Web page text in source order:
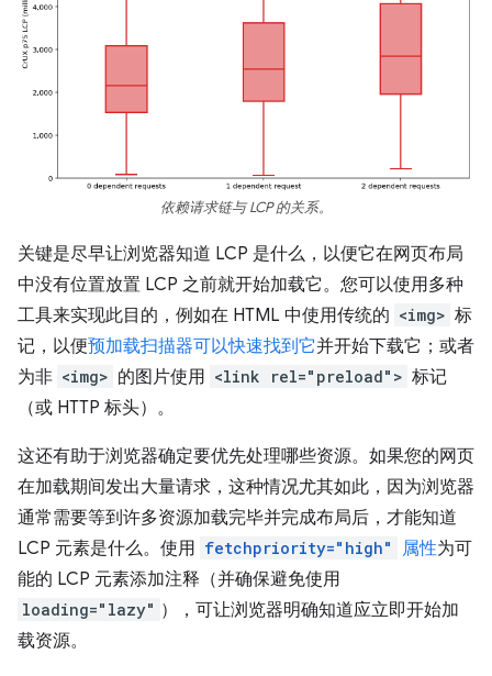
依赖请求链与 LCP 的关系。
关键是尽早让浏览器知道 LCP 是什么，以便它在网页布局
中没有位置放置 LCP 之前就开始加载它。您可以使用多种
工具来实现此目的，例如在 HTML 中使用传统的 <img> 标
记，以便预加载扫描器可以快速找到它并开始下载它；或者
为非 <img> 的图片使用 <link rel="preload"> 标记
（或 HTTP 标头）。
这还有助于浏览器确定要优先处理哪些资源。如果您的网页
在加载期间发出大量请求，这种情况尤其如此，因为浏览器
通常需要等到许多资源加载完毕并完成布局后，才能知道
LCP 元素是什么。使用 fetchpriority="high" 属性为可
能的 LCP 元素添加注释（并确保避免使用
loading="lazy" ），可让浏览器明确知道应立即开始加
载资源。